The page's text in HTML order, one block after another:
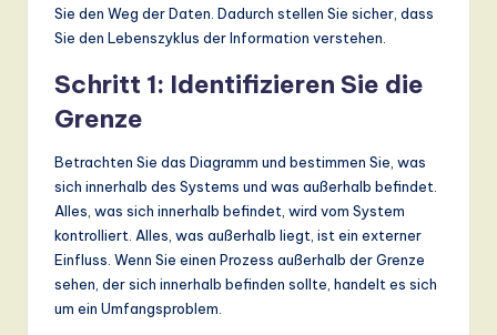
Sie den Weg der Daten. Dadurch stellen Sie sicher, dass
Sie den Lebenszyklus der Information verstehen.
Schritt 1: Identifizieren Sie die
Grenze
Betrachten Sie das Diagramm und bestimmen Sie, was
sich innerhalb des Systems und was außerhalb befindet.
Alles, was sich innerhalb befindet, wird vom System
kontrolliert. Alles, was außerhalb liegt, ist ein externer
Einfluss. Wenn Sie einen Prozess außerhalb der Grenze
sehen, der sich innerhalb befinden sollte, handelt es sich
um ein Umfangsproblem.